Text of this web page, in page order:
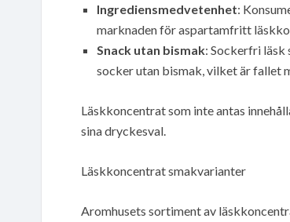
Ingrediensmedvetenhet:
marknaden för aspartamfritt
Snack utan bismak: Sockerfri läsk
socker utan bismak, vilket är fallet
Läskkoncentrat som inte antas
sina dryckesval.
Läskkoncentrat smakvarianter
Aromhusets sortiment av